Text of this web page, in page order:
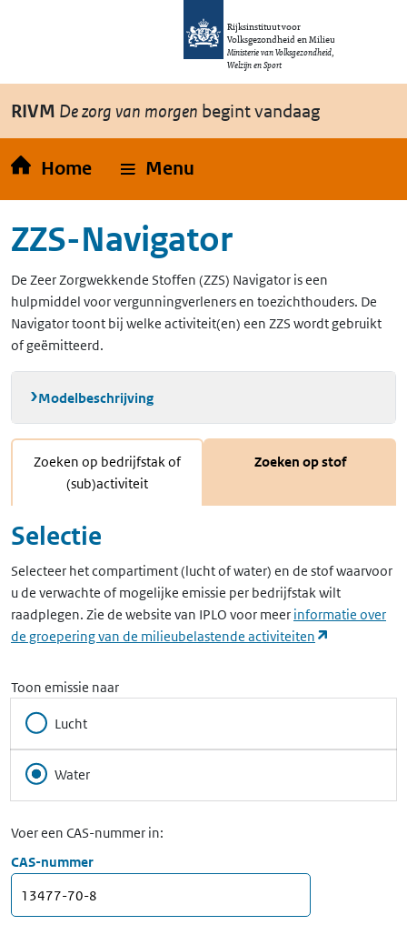
Overslaan en naar de inhoud gaan
Rijksinstituut voor
Volksgezondheid en Milieu
Ministerie van Volksgezondheid,
Welzijn en Sport
RIVM De zorg van morgen begint vandaag
Home Menu
ZZS-Navigator
De Zeer Zorgwekkende Stoffen (ZZS) Navigator is een
hulpmiddel voor vergunningverleners en toezichthouders. De
Navigator toont bij welke activiteit(en) een ZZS wordt gebruikt
of geëmitteerd.
Modelbeschrijving
Zoeken op bedrijfstak of
(sub)activiteit
Zoeken op stof
Selectie
Selecteer het compartiment (lucht of water) en de stof waarvoor
u de verwachte of mogelijke emissie per bedrijfstak wilt
raadplegen. Zie de website van IPLO voor meer informatie over
de groepering van de milieubelastende activiteiten
Toon emissie naar
Lucht
Water
Voer een CAS-nummer in:
CAS-nummer